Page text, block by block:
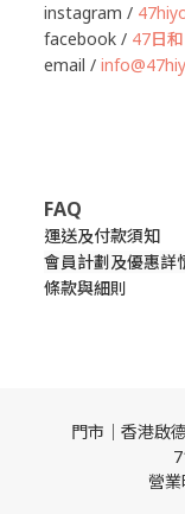
instagram /
facebook / 47日和
email /
FAQ
運送及付款須知
會員計劃及優惠詳
條款與細則
門市｜香港啟
營業